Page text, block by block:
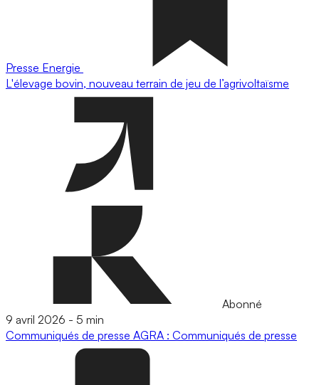
Presse Energie
L'élevage bovin, nouveau terrain de jeu de l’agrivoltaïsme
Abonné
9 avril 2026 - 5 min
Communiqués de presse AGRA : Communiqués de presse